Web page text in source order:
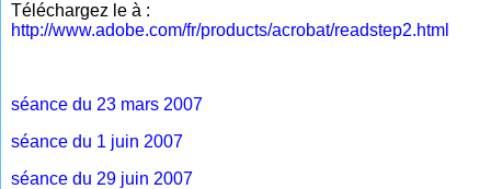
Téléchargez le à :
http://www.adobe.com/fr/products/acrobat/readstep2.html
séance du 23 mars 2007
séance du 1 juin 2007
séance du 29 juin 2007